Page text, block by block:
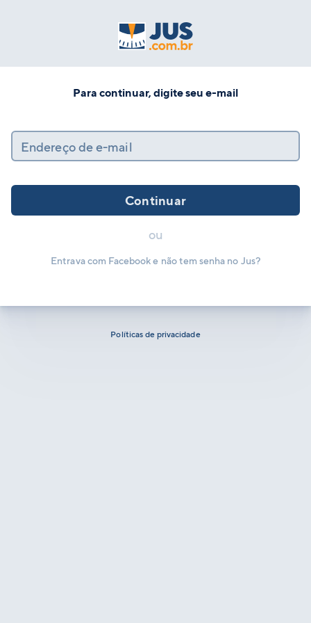
Para continuar, digite seu e-mail
Endereço de e-mail
Continuar
ou
Entrava com Facebook e não tem senha no Jus?
Políticas de privacidade